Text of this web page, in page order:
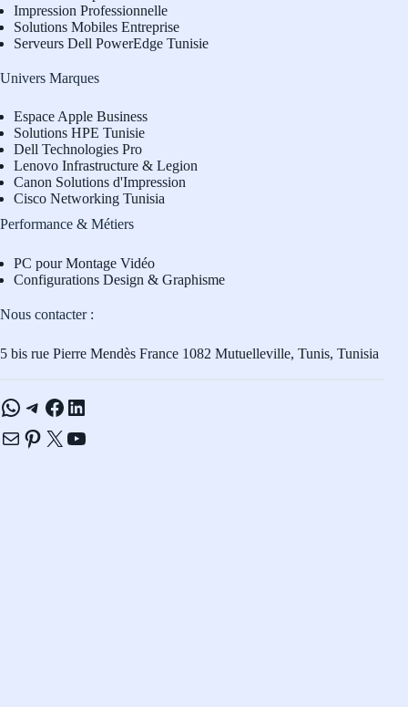
Impression Professionnelle
Solutions Mobiles Entreprise
Serveurs Dell PowerEdge Tunisie
Univers Marques
Espace Apple Business
Solutions HPE Tunisie
Dell Technologies Pro
Lenovo Infrastructure & Legion
Canon Solutions d'Impression
Cisco Networking Tunisia
Performance & Métiers
PC pour Montage Vidéo
Configurations Design & Graphisme
Nous contacter :
5 bis rue Pierre Mendès France 1082 Mutuelleville, Tunis, Tunisia
WhatsApp
Telegram
Facebook
LinkedIn
E-mailPinterest
X YouTube